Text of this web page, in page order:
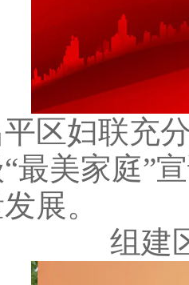
妇联充分
最美家庭”
展。
组建